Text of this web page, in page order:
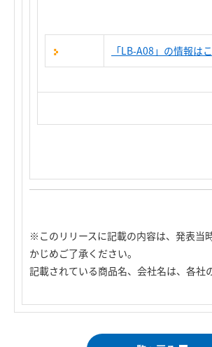
「LB-A08」の情報は
※このリリースに記載の内容は、発表当
かじめご了承ください。
記載されている商品名、会社名は、各社